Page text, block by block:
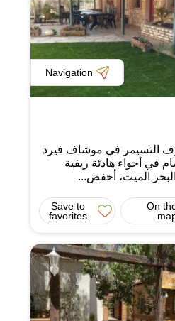
Navigation
التسيمر في موشاف فيرد
في أجواء هادئة ريفية
الميت، أخفض...
On
Save to
favorites